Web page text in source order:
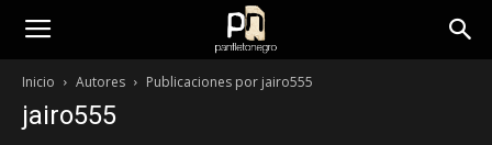
panfletonegro
Inicio Autores Publicaciones por jairo555
jairo555